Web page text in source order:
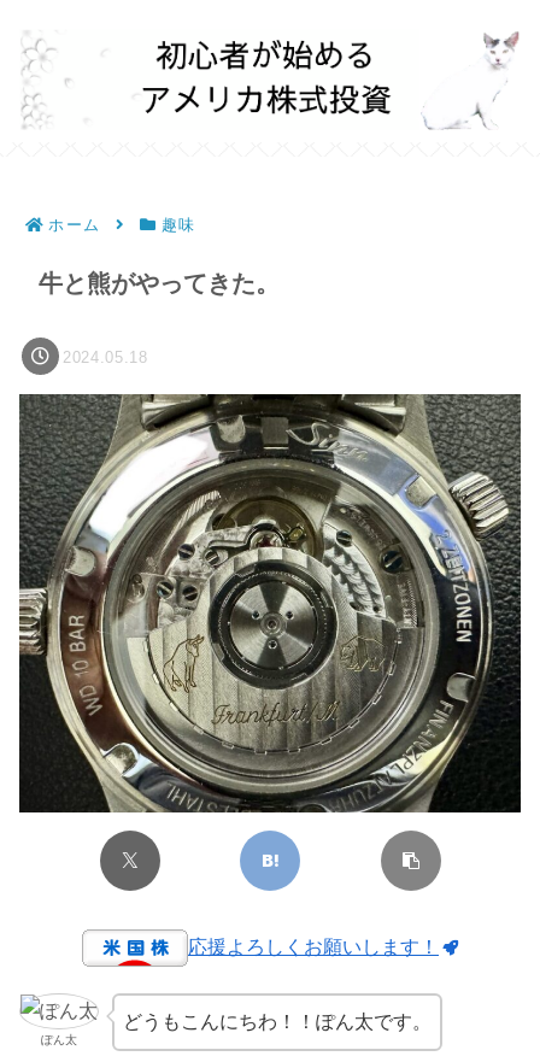
ホーム 趣味
牛と熊がやってきた。
2024.05.18
応援よろしくお願いします！
ぽん太
どうもこんにちわ！！ぽん太です。